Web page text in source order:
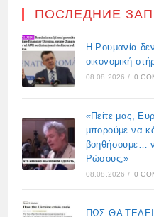
ПОСЛЕДНИЕ
Η Ρουμανία
οικονομική
08.08.2026 / 0
«Πείτε μας,
μπορούμε να
βοηθήσουμε…
Ρώσους;»
08.08.2026 / 0
ΠΩΣ ΘΑ